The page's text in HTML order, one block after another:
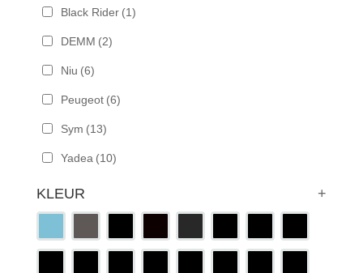
Black Rider (1)
DEMM (2)
Niu (6)
Peugeot (6)
Sym (13)
Yadea (10)
KLEUR +